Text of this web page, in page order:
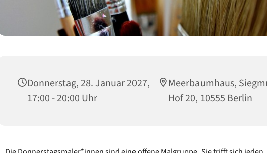
Donnerstag, 28. Januar 2027,
17:00 - 20:00 Uhr
Meerbaumhaus,
Hof 20, 10555 Berlin